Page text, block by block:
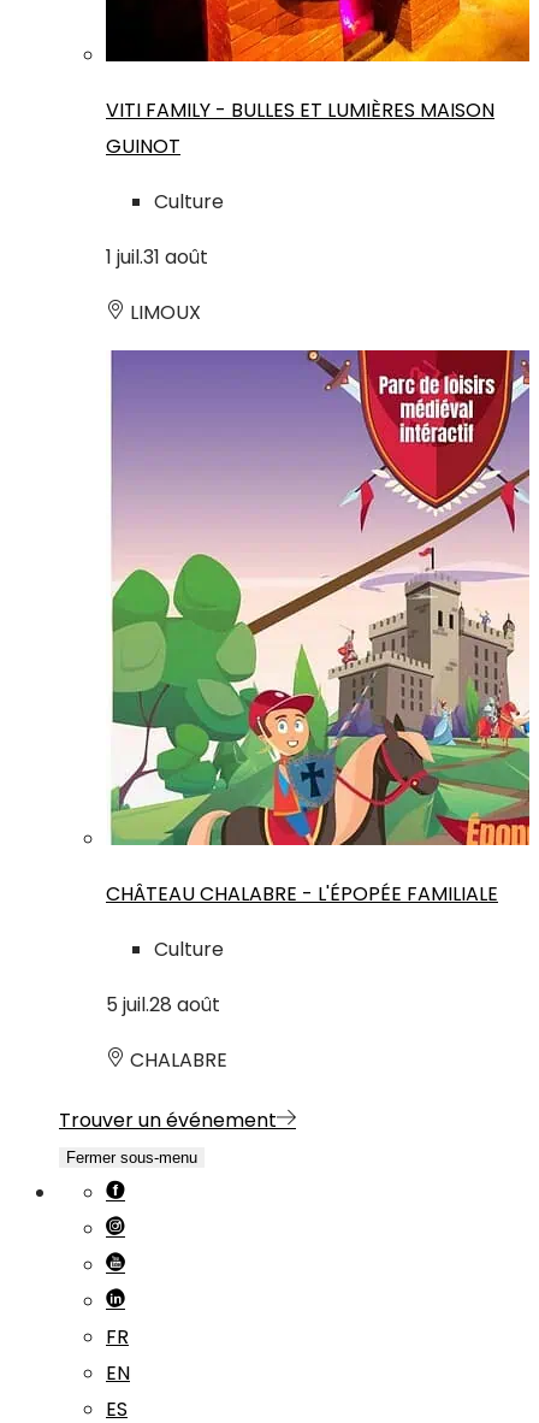
VITI FAMILY - BULLES ET LUMIÈRES MAISON
GUINOT
Culture
1 juil.31 août
LIMOUX
CHÂTEAU CHALABRE - L'ÉPOPÉE FAMILIALE
Culture
5 juil.28 août
CHALABRE
Trouver un événement
Fermer sous-menu
FR
EN
ES